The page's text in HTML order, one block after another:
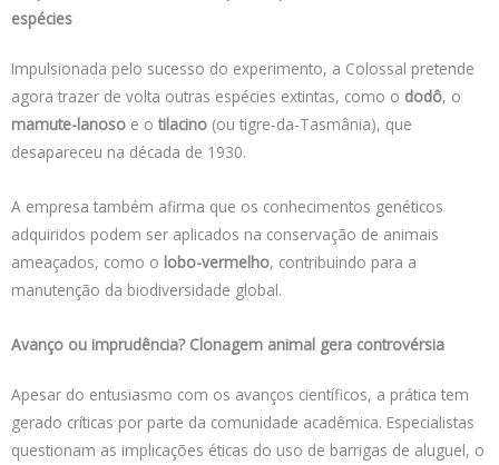
espécies
Impulsionada pelo sucesso do experimento, a Colossal pretende
agora trazer de volta outras espécies extintas, como o dodô, o
mamute-lanoso e otilacino (ou tigre-da-Tasmânia), que
desapareceu na década de 1930.
A empresa também afirma que os conhecimentos genéticos
adquiridos podem ser aplicados na conservação de animais
ameaçados, como o lobo-vermelho, contribuindo para a
manutenção da biodiversidade global.
Avanço ou imprudência? Clonagem animal gera controvérsia
Apesar do entusiasmo com os avanços científicos, a prática tem
gerado críticas por parte da comunidade acadêmica. Especialistas
questionam as implicações éticas do uso de barrigas de aluguel, o